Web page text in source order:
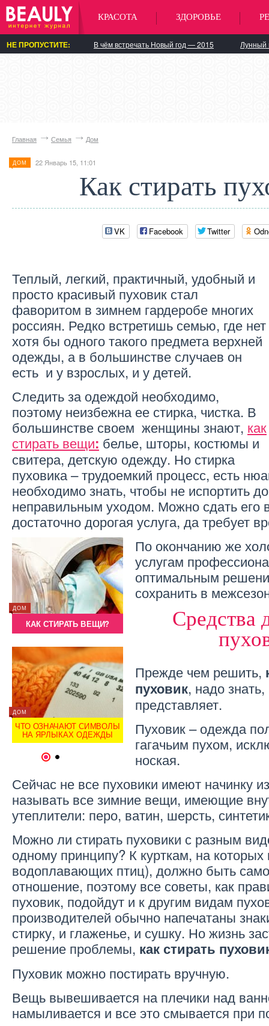
КРАСОТА ЗДОРОВЬЕ
НЕ ПРОПУСТИТЕ: В чём встречать Новый год — 2015 Лунный
Главная Семья Дом
ДОМ 22 Январь 15, 11:01
Как стирать
VK Facebook Twitter
Теплый, легкий, практичный, удобный и
просто красивый пуховик стал
фаворитом в зимнем гардеробе многих
россиян. Редко встретишь семью, где нет
хотя бы одного такого предмета верхней
одежды, а в большинстве случаев он
есть и у взрослых, и у детей.
Следить за одеждой необходимо,
поэтому неизбежна ее стирка, чистка. В
большинстве своем женщины знают, как
стирать вещи: белье, шторы, костюмы и
свитера, детскую одежду. Но стирка
пуховика – трудоемкий процесс, есть
необходимо знать, чтобы не испортить
неправильным уходом. Можно сдать его
достаточно дорогая услуга, да требует
ДОМ
КАК СТИРАТЬ ВЕЩИ?
ДОМ
ЧТО ОЗНАЧАЮТ СИМВОЛЫ
НА ЯРЛЫКАХ ОДЕЖДЫ
ИНТЕРЕСНОЕ
ПОРОШОК «УШАСТЫЙ
НЯНЬ» (ОТЗЫВЫ)
ОТЗЫВЫ
СУШИЛКА ДЛЯ БЕЛЬЯ –
ОТЗЫВ
ЧТО
НА
По окончанию же
услугам
оптимальным
сохранить в
Средства
Прежде чем решить,
пуховик, надо
представляет.
Пуховик – одежда
гагачьим пухом,
ноская.
Сейчас не все пуховики имеют начинку
называть все зимние вещи, имеющие
утеплители: перо, ватин, шерсть,
Можно ли стирать пуховики с разным
одному принципу? К курткам, на
водоплавающих птиц), должно быть
отношение, поэтому все советы, как
пуховик, подойдут и к другим видам
производителей обычно напечатаны
стирку, и глаженье, и сушку. Но жизнь
решение проблемы, как стирать
Пуховик можно постирать вручную.
Вещь вывешивается на плечики над
намыливается и все это смывается при